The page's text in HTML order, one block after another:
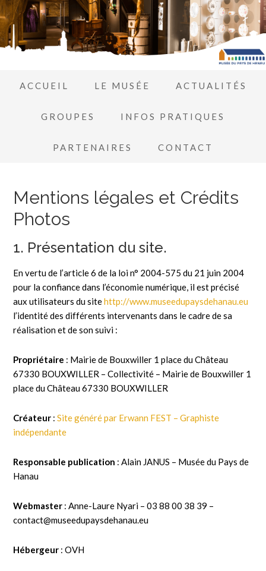
ACCUEIL LE MUSÉE ACTUALITÉS
GROUPES INFOS PRATIQUES
PARTENAIRES CONTACT
Mentions légales et Crédits
Photos
1. Présentation du site.
En vertu de l’article 6 de la loi n° 2004-575 du 21 juin 2004
pour la confiance dans l’économie numérique, il est précisé
aux utilisateurs du sitehttp://www.museedupaysdehanau.eu
l’identité des différents intervenants dans le cadre de sa
réalisation et de son suivi :
Propriétaire : Mairie de Bouxwiller 1 place du Château
67330 BOUXWILLER – Collectivité – Mairie de Bouxwiller 1
place du Château 67330 BOUXWILLER
Créateur :Site généré par Erwann FEST – Graphiste
indépendante
Responsable publication : Alain JANUS – Musée du Pays de
Hanau
Webmaster : Anne-Laure Nyari – 03 88 00 38 39 –
contact@museedupaysdehanau.eu
Hébergeur : OVH